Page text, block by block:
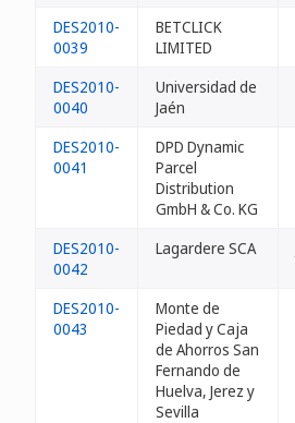
DES2010-
0039
BETCLICK
LIMITED
DES2010-
0040
Universidad de
Jaén
DES2010-
0041
DPD Dynamic
Parcel
Distribution
GmbH & Co. KG
DES2010-
0042
Lagardere SCA
DES2010-
0043
Monte de
Piedad y Caja
de Ahorros San
Fernando de
Huelva, Jerez y
Sevilla